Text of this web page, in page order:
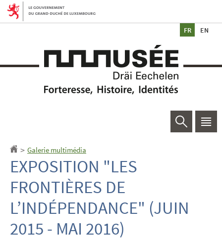
Aller
Aller
Rechercher
Accueil
> Galerie multimédia
EXPOSITION "LES
FRONTIÈRES DE
L’INDÉPENDANCE" (JUIN
2015 - MAI 2016)